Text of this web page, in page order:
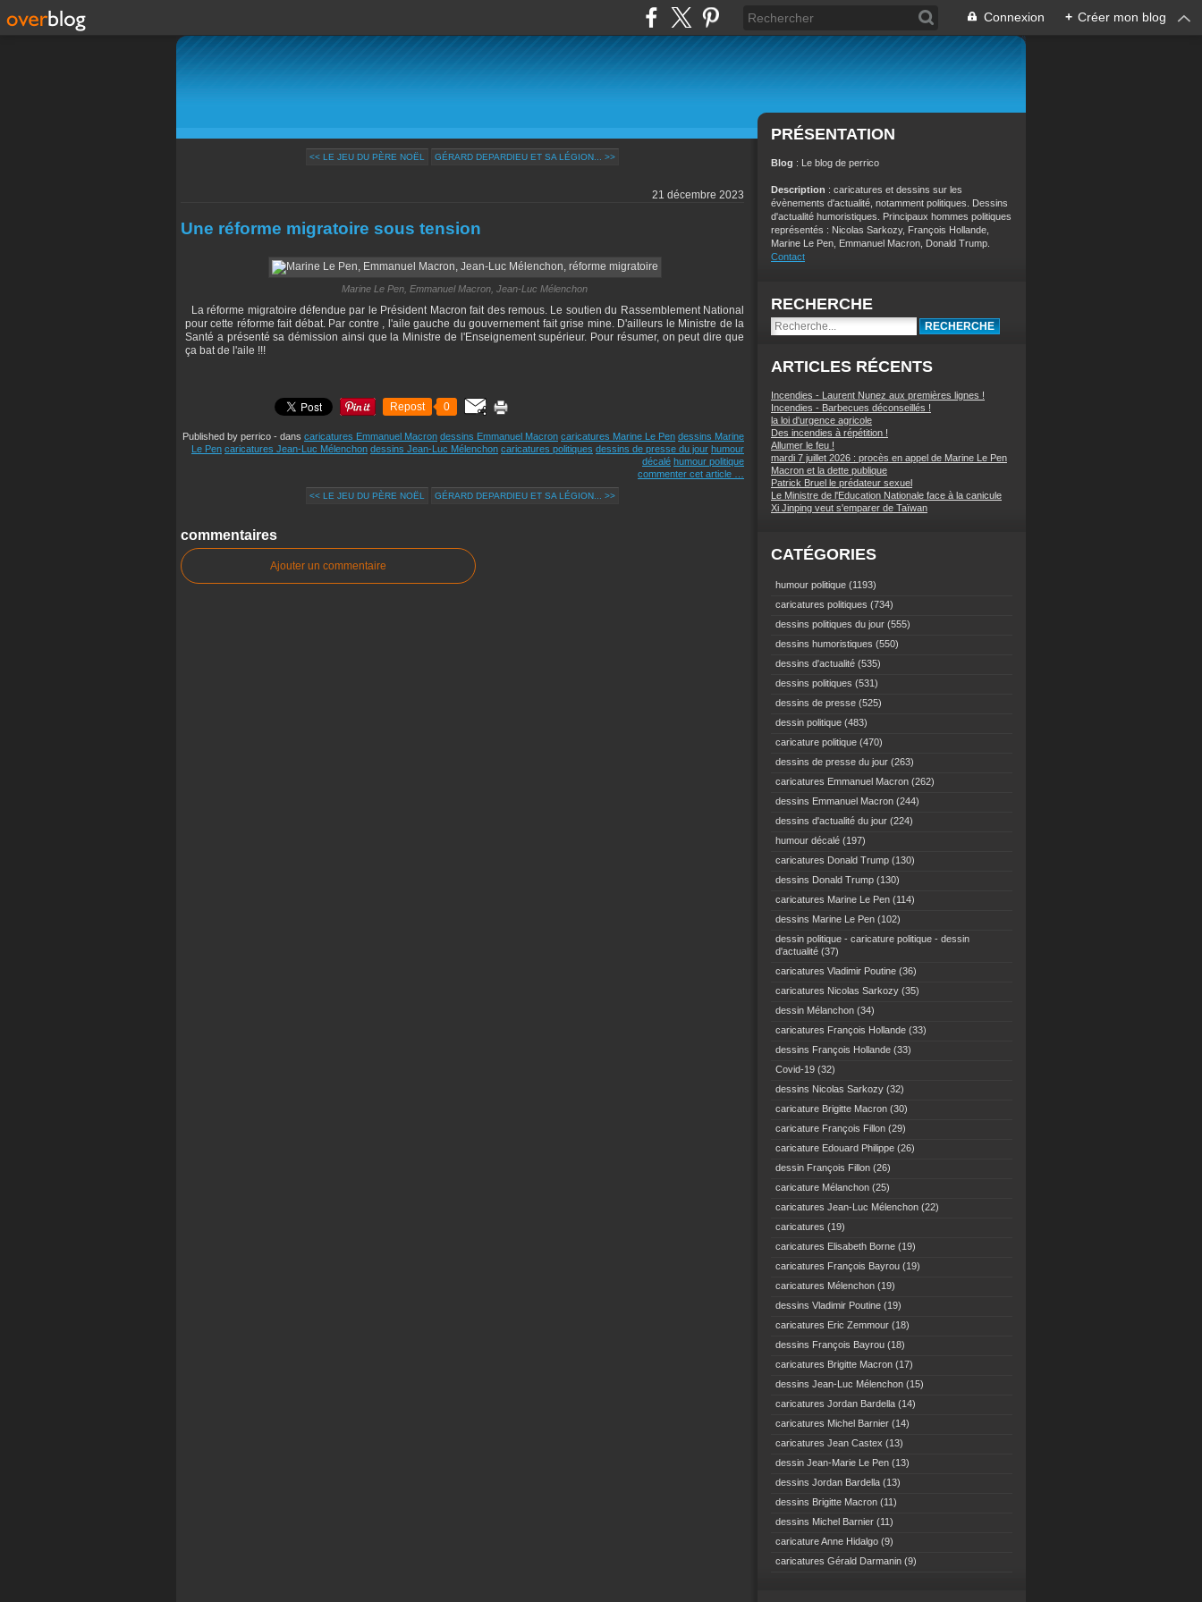
Connexion + Créer mon blog
<< LE JEU DU PÈRE NOËL GÉRARD DEPARDIEU ET SA LÉGION... >>
21 décembre 2023
Une réforme migratoire sous tension
Marine Le Pen, Emmanuel Macron, Jean-Luc Mélenchon
La réforme migratoire défendue par le Président Macron fait des remous. Le soutien du Rassemblement National
pour cette réforme fait débat. Par contre , l'aile gauche du gouvernement fait grise mine. D'ailleurs le Ministre de la
Santé a présenté sa démission ainsi que la Ministre de l'Enseignement supérieur. Pour résumer, on peut dire que
ça bat de l'aile !!!
Repost 0
Published by perrico - dans caricatures Emmanuel Macron dessins Emmanuel Macron caricatures Marine Le Pen dessins Marine
Le Pen caricatures Jean-Luc Mélenchon dessins Jean-Luc Mélenchon caricatures politiques dessins de presse du jour humour
décalé humour politique
commenter cet article
<< LE JEU DU PÈRE NOËL GÉRARD DEPARDIEU ET SA LÉGION... >>
commentaires
Ajouter un commentaire
PRÉSENTATION
Blog : Le blog de perrico
Description : caricatures et dessins sur les
évènements d'actualité, notamment politiques. Dessins
d'actualité humoristiques. Principaux hommes politiques
représentés : Nicolas Sarkozy, François Hollande,
Marine Le Pen, Emmanuel Macron, Donald Trump.
Contact
RECHERCHE
ARTICLES RÉCENTS
Incendies - Laurent Nunez aux premières lignes !
Incendies - Barbecues déconseillés !
la loi d'urgence agricole
Des incendies à répétition !
Allumer le feu !
mardi 7 juillet 2026 : procès en appel de Marine Le Pen
Macron et la dette publique
Patrick Bruel le prédateur sexuel
Le Ministre de l'Education Nationale face à la canicule
Xi Jinping veut s'emparer de Taïwan
CATÉGORIES
humour politique (1193)
caricatures politiques (734)
dessins politiques du jour (555)
dessins humoristiques (550)
dessins d'actualité (535)
dessins politiques (531)
dessins de presse (525)
dessin politique (483)
caricature politique (470)
dessins de presse du jour (263)
caricatures Emmanuel Macron (262)
dessins Emmanuel Macron (244)
dessins d'actualité du jour (224)
humour décalé (197)
caricatures Donald Trump (130)
dessins Donald Trump (130)
caricatures Marine Le Pen (114)
dessins Marine Le Pen (102)
dessin politique - caricature politique - dessin
d'actualité (37)
caricatures Vladimir Poutine (36)
caricatures Nicolas Sarkozy (35)
dessin Mélanchon (34)
caricatures François Hollande (33)
dessins François Hollande (33)
Covid-19 (32)
dessins Nicolas Sarkozy (32)
caricature Brigitte Macron (30)
caricature François Fillon (29)
caricature Edouard Philippe (26)
dessin François Fillon (26)
caricature Mélanchon (25)
caricatures Jean-Luc Mélenchon (22)
caricatures (19)
caricatures Elisabeth Borne (19)
caricatures François Bayrou (19)
caricatures Mélenchon (19)
dessins Vladimir Poutine (19)
caricatures Eric Zemmour (18)
dessins François Bayrou (18)
caricatures Brigitte Macron (17)
dessins Jean-Luc Mélenchon (15)
caricatures Jordan Bardella (14)
caricatures Michel Barnier (14)
caricatures Jean Castex (13)
dessin Jean-Marie Le Pen (13)
dessins Jordan Bardella (13)
dessins Brigitte Macron (11)
dessins Michel Barnier (11)
caricature Anne Hidalgo (9)
caricatures Gérald Darmanin (9)